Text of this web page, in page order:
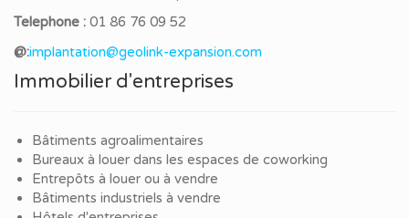
Telephone : 01 86 76 09 52
@:implantation@geolink-expansion.com
Immobilier d'entreprises
Bâtiments agroalimentaires
Bureaux à louer dans les espaces de coworking
Entrepôts à louer ou à vendre
Bâtiments industriels à vendre